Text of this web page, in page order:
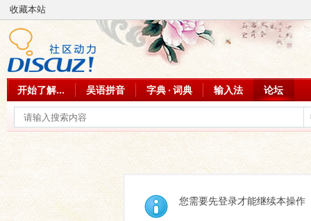
收藏本站
开始了解... 吴语拼音 字典 · 词典 输入法 论坛
您需要先登录才能继续本操作